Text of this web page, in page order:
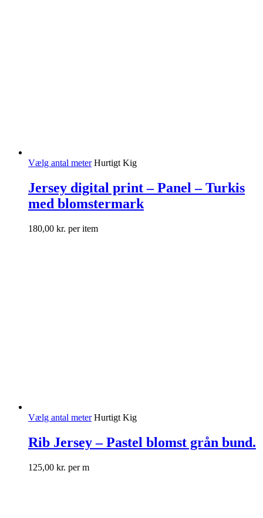
Vælg antal meter Hurtigt Kig
Jersey digital print – Panel – Turkis
med blomstermark
180,00 kr. per item
Vælg antal meter Hurtigt Kig
Rib Jersey – Pastel blomst grån bund.
125,00 kr. per m